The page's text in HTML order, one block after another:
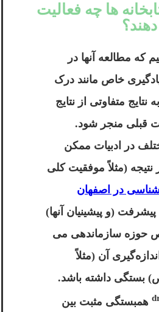
ها چه فعالیت
مطالعه آنها در
خاص مانند درک
متفاوتی از نتایج
قبلی منجر شود.
در ادبیات ممکن
(مثلاً موفقیت کلی
در اصفهان
(و پیشینیان آنها)
حوزه سازماندهی می
آن (مثلاً
بستگی داشته باشد.
همبستگی مثبت بین